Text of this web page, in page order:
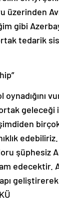
üzerinden
gibi
tedarik
ortak geleceği
edebiliriz.
şüphesiz
edecektir.
geliştirerek